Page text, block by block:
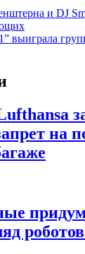
и DJ
выиграла
на